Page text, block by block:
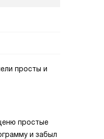
просты и
простые
и забыл